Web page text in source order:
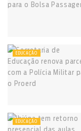
EDUCAÇÃO
EDUCAÇÃO